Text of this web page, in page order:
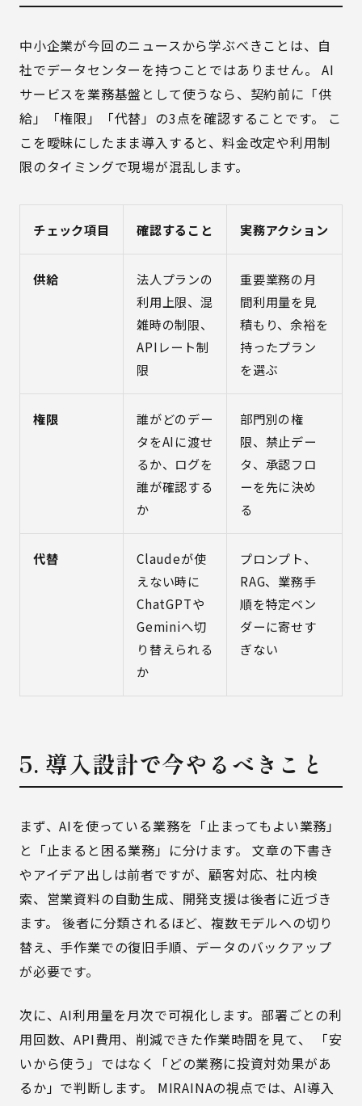
中小企業が今回のニュースから学ぶべきことは、自
社でデータセンターを持つことではありません。 AI
サービスを業務基盤として使うなら、契約前に「供
給」「権限」「代替」の3点を確認することです。 こ
こを曖昧にしたまま導入すると、料金改定や利用制
限のタイミングで現場が混乱します。
チェック項目 確認すること 実務アクション
供給
法人プランの
利用上限、混
雑時の制限、
APIレート制
限
重要業務の月
間利用量を見
積もり、余裕を
持ったプラン
を選ぶ
権限
誰がどのデー
タをAIに渡せ
るか、ログを
誰が確認する
か
部門別の権
限、禁止デー
タ、承認フロ
ーを先に決め
る
代替
Claudeが使
えない時に
ChatGPTや
Geminiへ切
り替えられる
か
プロンプト、
RAG、業務手
順を特定ベン
ダーに寄せす
ぎない
5. 導入設計で今やるべきこと
まず、AIを使っている業務を「止まってもよい業務」
と「止まると困る業務」に分けます。 文章の下書き
やアイデア出しは前者ですが、顧客対応、社内検
索、営業資料の自動生成、開発支援は後者に近づき
ます。 後者に分類されるほど、複数モデルへの切り
替え、手作業での復旧手順、データのバックアップ
が必要です。
次に、AI利用量を月次で可視化します。部署ごとの利
用回数、API費用、削減できた作業時間を見て、 「安
いから使う」ではなく「どの業務に投資対効果があ
るか」で判断します。 MIRAINAの視点では、AI導入